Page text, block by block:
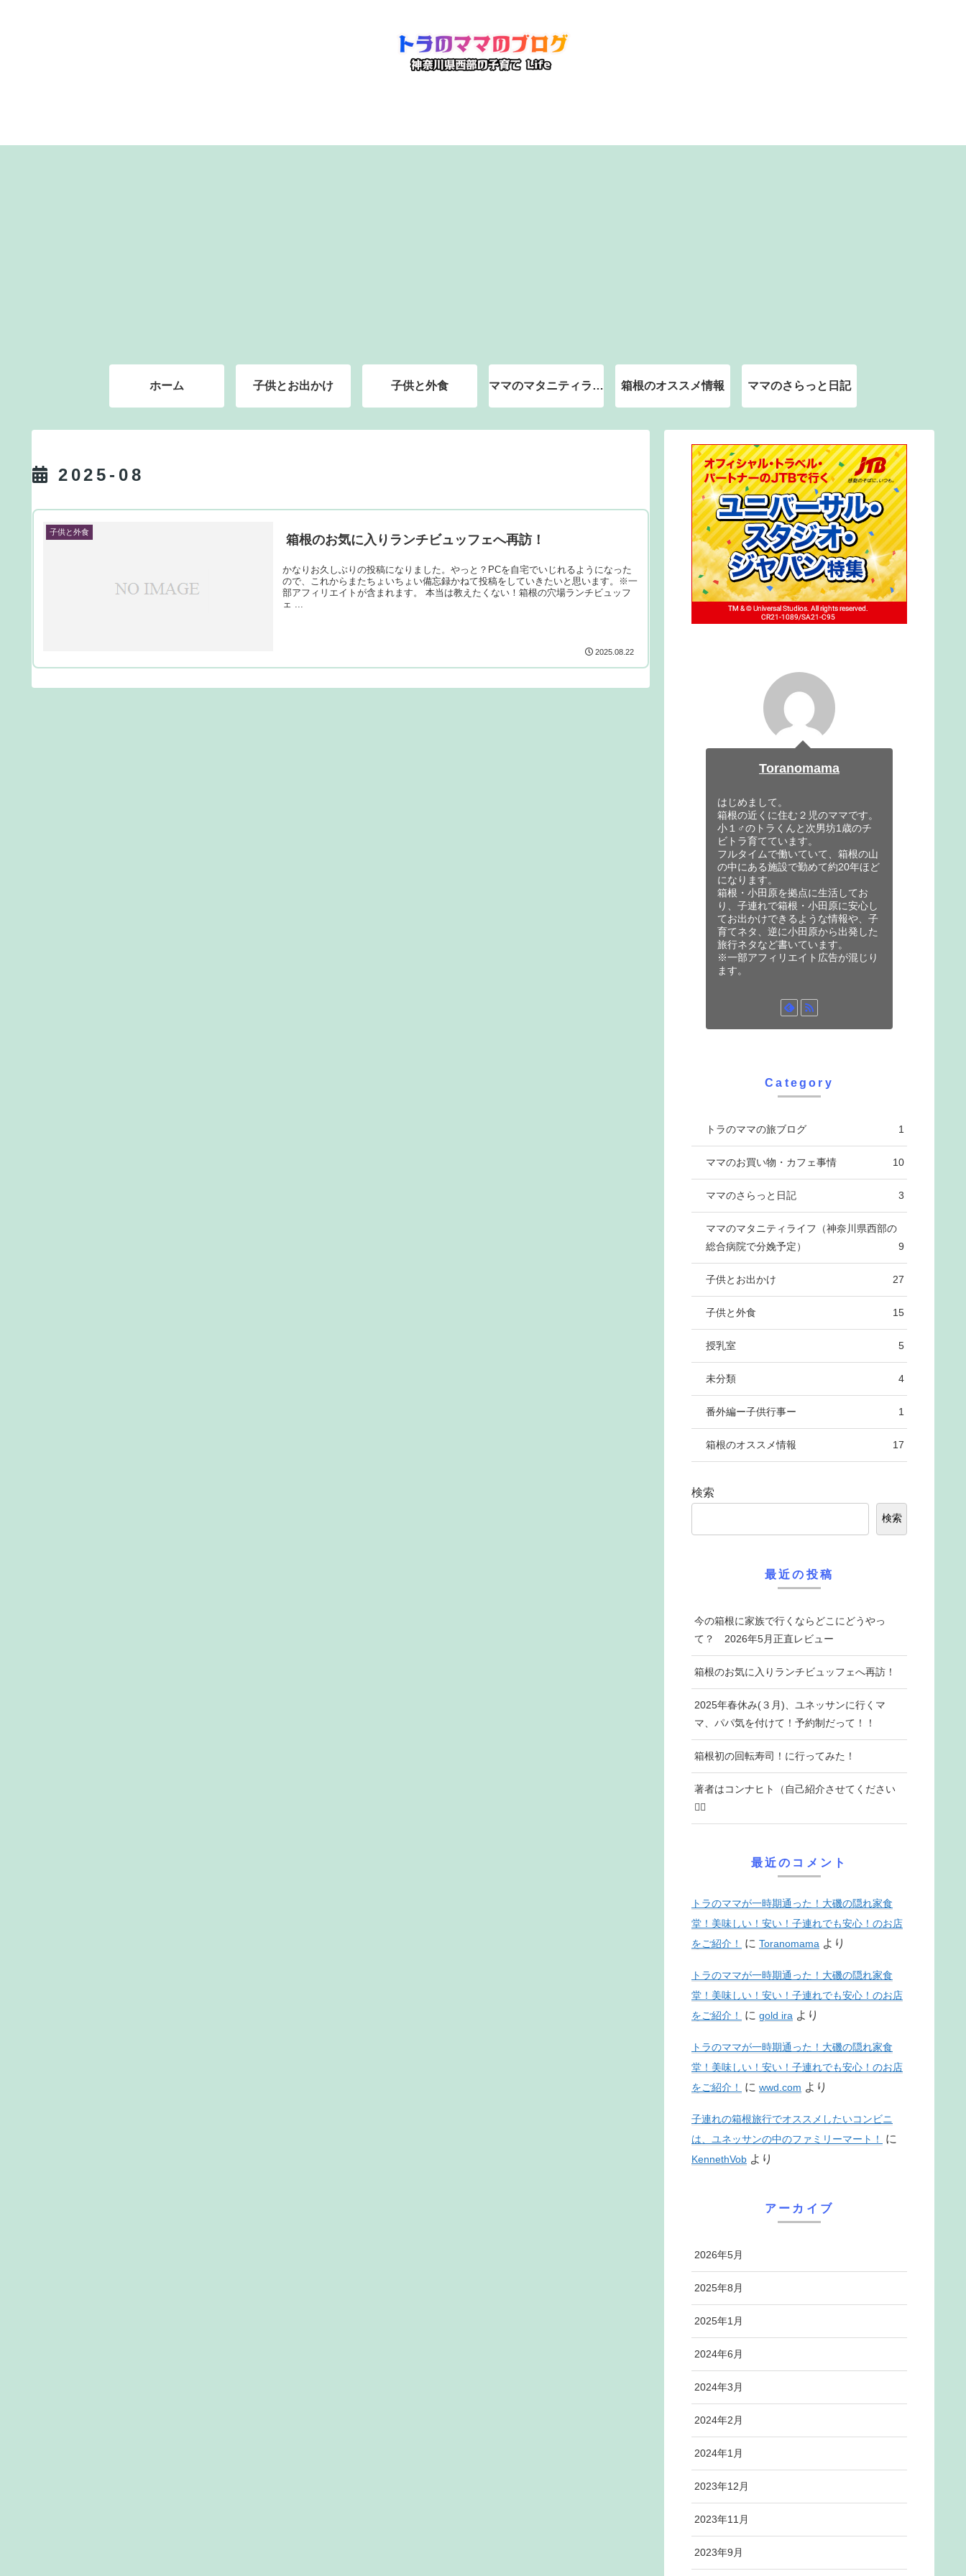
ホーム 子供とお出かけ 子供と外食 ママのマタニティライ
フ（神奈川県西部の総
箱根のオススメ情報 ママのさらっと日記
2025-08
子供と外食
箱根のお気に入りランチビュッフェへ再訪！
かなりお久しぶりの投稿になりました。やっと？PCを自宅でいじれるようになった
ので、これからまたちょいちょい備忘録かねて投稿をしていきたいと思います。※一
部アフィリエイトが含まれます。 本当は教えたくない！箱根の穴場ランチビュッフ
ェ ...
2025.08.22
Toranomama
はじめまして。
箱根の近くに住む２児のママです。
小１♂のトラくんと次男坊1歳のチ
ビトラ育てています。
フルタイムで働いていて、箱根の山
の中にある施設で勤めて約20年ほど
になります。
箱根・小田原を拠点に生活してお
り、子連れで箱根・小田原に安心し
てお出かけできるような情報や、子
育てネタ、逆に小田原から出発した
旅行ネタなど書いています。
※一部アフィリエイト広告が混じり
ます。
Category
トラのママの旅ブログ 1
ママのお買い物・カフェ事情 10
ママのさらっと日記 3
ママのマタニティライフ（神奈川県西部の
総合病院で分娩予定）
9
子供とお出かけ 27
子供と外食 15
授乳室 5
未分類 4
番外編ー子供行事ー 1
箱根のオススメ情報 17
検索
検索
最近の投稿
今の箱根に家族で行くならどこにどうやっ
て？ 2026年5月正直レビュー
箱根のお気に入りランチビュッフェへ再訪！
2025年春休み(３月)、ユネッサンに行くマ
マ、パパ気を付けて！予約制だって！！
箱根初の回転寿司！に行ってみた！
著者はコンナヒト（自己紹介させてください
♡⃛
最近のコメント
トラのママが一時期通った！大磯の隠れ家食
堂！美味しい！安い！子連れでも安心！のお店
をご紹介！
に Toranomama より
トラのママが一時期通った！大磯の隠れ家食
堂！美味しい！安い！子連れでも安心！のお店
をご紹介！
に gold ira より
トラのママが一時期通った！大磯の隠れ家食
堂！美味しい！安い！子連れでも安心！のお店
をご紹介！
に wwd.com より
子連れの箱根旅行でオススメしたいコンビニ
は、ユネッサンの中のファミリーマート！
に
KennethVob より
アーカイブ
2026年5月
2025年8月
2025年1月
2024年6月
2024年3月
2024年2月
2024年1月
2023年12月
2023年11月
2023年9月